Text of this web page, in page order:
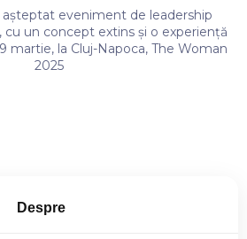
așteptat eveniment de leadership
un concept extins și o experiență
martie, la Cluj-Napoca, The Woman
2025
Despre